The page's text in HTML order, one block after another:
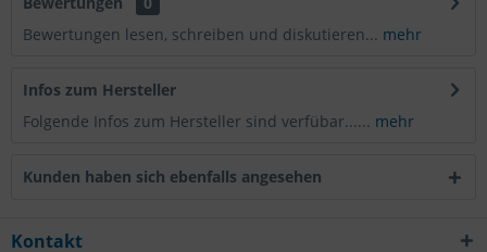
Bewertungen lesen, schreiben und diskutieren... mehr
Infos zum Hersteller
Folgende Infos zum Hersteller sind verfübar...... mehr
Kunden haben sich ebenfalls angesehen
Kontakt